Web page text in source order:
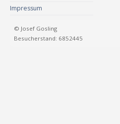
Impressum
© Josef Gosling
Besucherstand: 6852445